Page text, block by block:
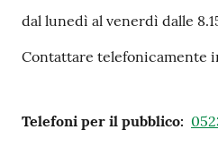
dal lunedì al venerdì dalle
Contattare telefonicamente
Telefoni per il pubblico: